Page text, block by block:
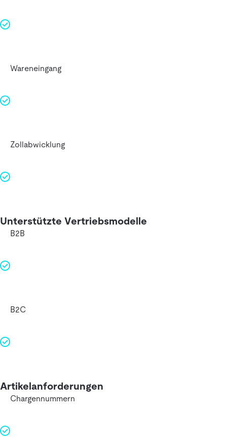
Wareneingang
Zollabwicklung
Unterstützte Vertriebsmodelle
B2B
B2C
Artikelanforderungen
Chargennummern